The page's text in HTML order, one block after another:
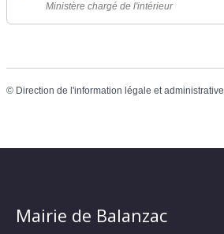
Ministère chargé de l'intérieur
© Direction de l'information légale et administrative
Mairie de Balanzac